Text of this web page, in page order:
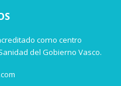
como centro
del Gobierno Vasco.